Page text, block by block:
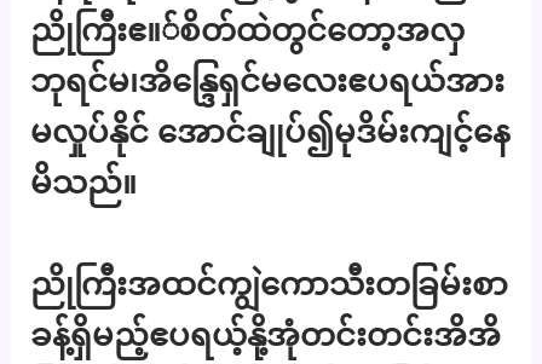
ညိုကြီးဧ။်စိတ်ထဲတွင်တော့အလှ
ဘုရင်မ၊အိန္ဒြေရှင်မလေးဧပရယ်အား
မလှုပ်နိုင် အောင်ချုပ်၍မုဒိမ်းကျင့်နေ
မိသည်။
ညိုကြီးအထင်ကျွဲကောသီးတခြမ်းစာ
ခန့်ရှိမည့်ဧပရယ့်နို့အုံတင်းတင်းအိအိ